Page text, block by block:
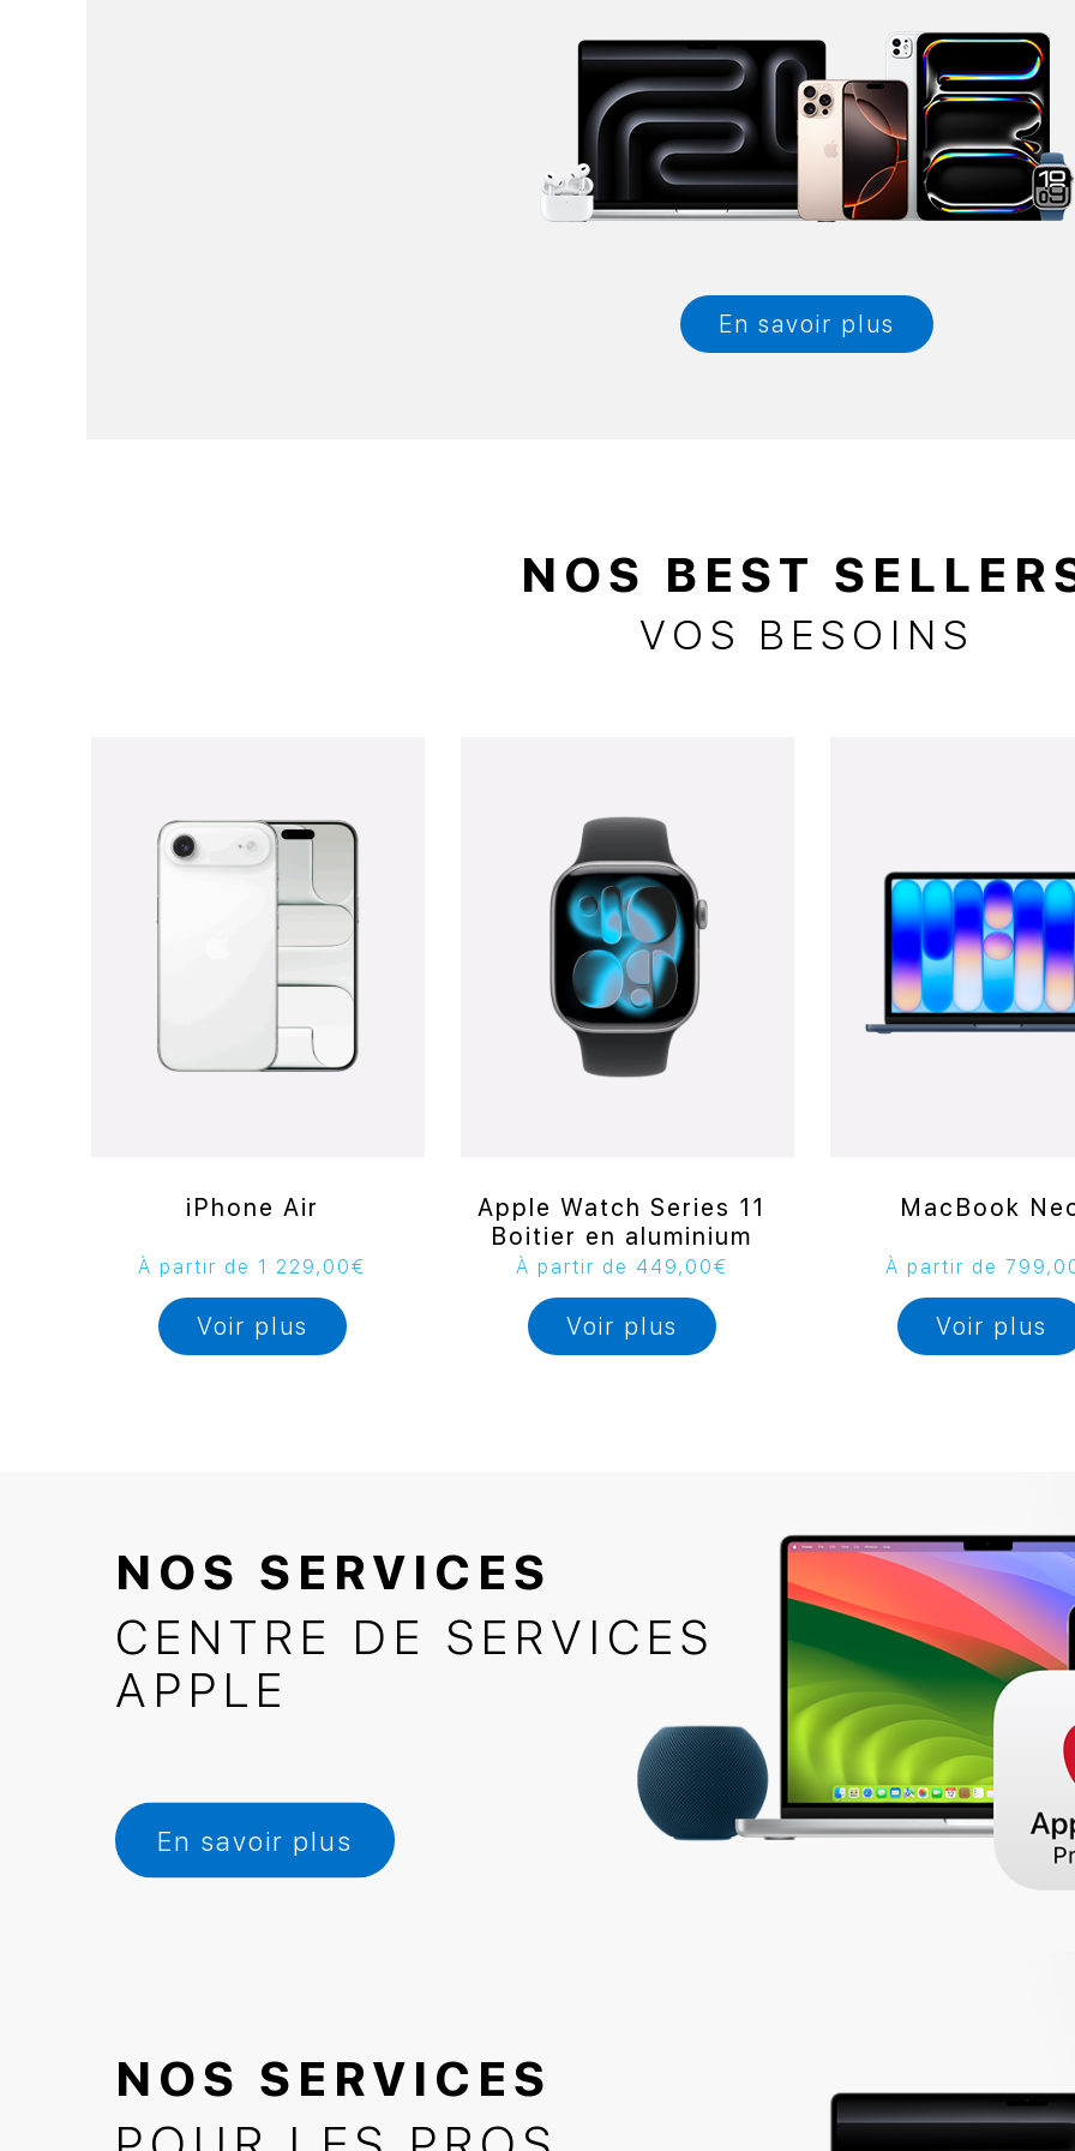
En savoir plus
NOS BEST
VOS BESOINS
iPhone Air
À partir de 1 229,00€
Voir plus
Apple Watch Series 11
Boitier en aluminium
À partir de 449,00€
Voir plus
MacBook
À partir de
Voir plus
NOS SERVICES
CENTRE DE SERVICES
APPLE
En savoir plus
NOS SERVICES
CENTRE DE SERVICES
NOS SERVICES